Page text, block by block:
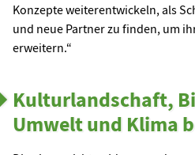
Konzepte weiterentwickeln, als
und neue Partner zu finden, um
erweitern.“
Kulturlandschaft,
Umwelt und Klima